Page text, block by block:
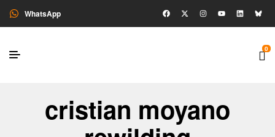
WhatsApp
0
cristian moyano